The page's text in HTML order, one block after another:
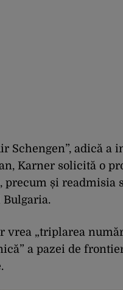
Schengen”, adică a
Karner solicită o
precum și readmisia
vrea „triplarea
a pazei de